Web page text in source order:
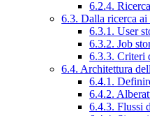
6.2.4.
6.3. Dalla ricerca
6.3.1. User
6.3.2. Job
6.3.3. Criteri
6.4. Architettura
6.4.1.
6.4.2.
6.4.3. Flussi